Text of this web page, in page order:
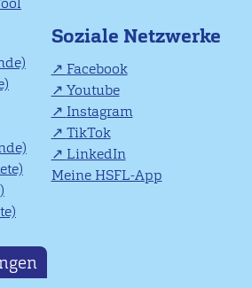
Soziale Netzwerke
Facebook
Youtube
Instagram
TikTok
LinkedIn
Meine HSFL-App